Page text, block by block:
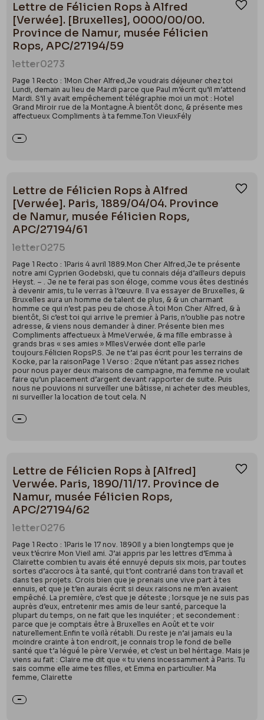
Lettre de Félicien Rops à Alfred
[Verwée]. [Bruxelles], 0000/00/00.
Province de Namur, musée Félicien
Rops, APC/27194/59
letter0273
Page 1 Recto : 1Mon Cher Alfred,Je voudrais déjeuner chez toi
Lundi, demain au lieu de Mardi parce que Paul m’écrit qu’il m’attend
Mardi. S’il y avait empêchement télégraphie moi un mot : Hotel
Grand Miroir rue de la Montagne.À bientôt donc, & présente mes
affectueux Compliments à ta femme.Ton VieuxFély
Lettre de Félicien Rops à Alfred
[Verwée]. Paris, 1889/04/04. Province
de Namur, musée Félicien Rops,
APC/27194/61
letter0275
Page 1 Recto : 1Paris 4 avril 1889.Mon Cher Alfred,Je te présente
notre ami Cyprien Godebski, que tu connais déja d’ailleurs depuis
Heyst. – . Je ne te ferai pas son éloge, comme vous êtes destinés
à devenir amis, tu le verras à l’œuvre. Il va essayer de Bruxelles, &
Bruxelles aura un homme de talent de plus, & & un charmant
homme ce qui n’est pas peu de chose.À toi Mon Cher Alfred, & à
bientôt, Si c’est toi qui arrive le premier à Paris, n’oublie pas notre
adresse, & viens nous demander à diner. Présente bien mes
Compliments affectueux à MmeVerwée, & ma fille embrasse à
grands bras « ses amies » MllesVerwée dont elle parle
toujours.Félicien RopsP.S. Je ne t’ai pas écrit pour les terrains de
Kocke, par la raisonPage 1 Verso : 2que n’étant pas assez riches
pour nous payer deux maisons de campagne, ma femme ne voulait
faire qu’un placement d’argent devant rapporter de suite. Puis
nous ne pouvions ni surveiller une bâtisse, ni acheter des meubles,
ni surveiller la location de tout cela. N
Lettre de Félicien Rops à [Alfred]
Verwée. Paris, 1890/11/17. Province de
Namur, musée Félicien Rops,
APC/27194/62
letter0276
Page 1 Recto : 1Paris le 17 nov. 1890Il y a bien longtemps que je
veux t’écrire Mon Vieil ami. J’ai appris par les lettres d’Emma à
Clairette combien tu avais été ennuyé depuis six mois, par toutes
sortes d’accrocs à ta santé, qui t’ont contrarié dans ton travail et
dans tes projets. Crois bien que je prenais une vive part à tes
ennuis, et que je t’en aurais écrit si deux raisons ne m’en avaient
empêché. La première, c’est que je déteste ; lorsque je ne suis pas
auprès d’eux, entretenir mes amis de leur santé, parceque la
plupart du temps, on ne fait que les inquiéter ; et secondement :
parce que je comptais être à Bruxelles en Août et te voir
naturellement.Enfin te voilà rétabli. Du reste je n’ai jamais eu la
moindre crainte à ton endroit, je connais trop le fond de belle
santé que t’a légué le père Verwée, et c’est un bel héritage. Mais je
viens au fait : Claire me dit que « tu viens incessamment à Paris. Tu
sais comme elle aime tes filles, et Emma en particulier. Ma
femme, Clairette